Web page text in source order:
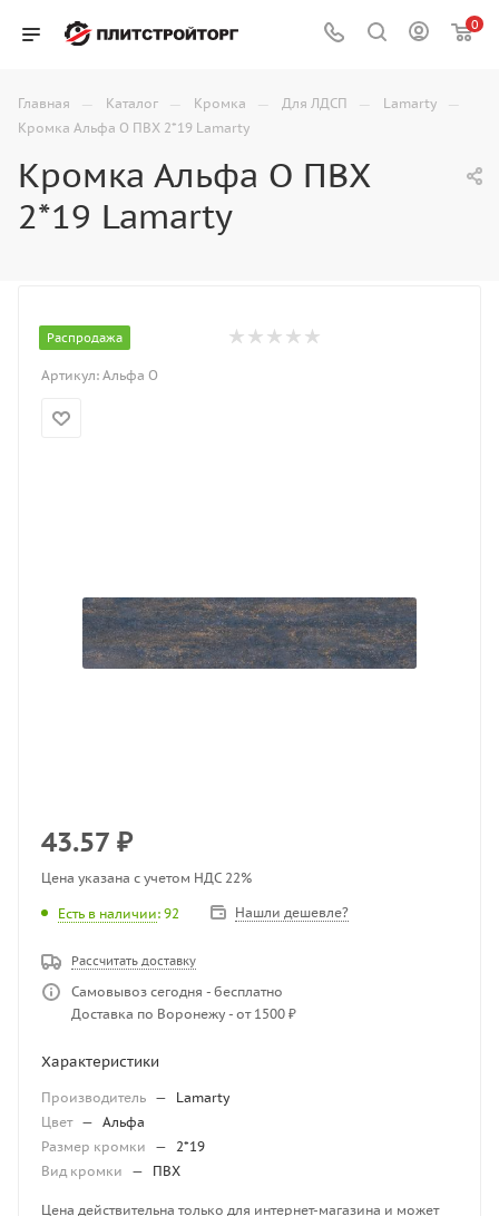
0
Главная — Каталог — Кромка — Для ЛДСП — Lamarty —
Кромка Альфа О ПВХ 2*19 Lamarty
Кромка Альфа О ПВХ
2*19 Lamarty
Распродажа
Артикул: Альфа О
43.57 ₽
Цена указана с учетом НДС 22%
Есть в наличии: 92 Нашли дешевле?
Рассчитать доставку
Самовывоз сегодня - бесплатно
Доставка по Воронежу - от 1500 ₽
Характеристики
Производитель —
Lamarty
Цвет — Альфа
Размер кромки
— 2*19
Вид кромки
— ПВХ
Цена действительна только для интернет-магазина и может